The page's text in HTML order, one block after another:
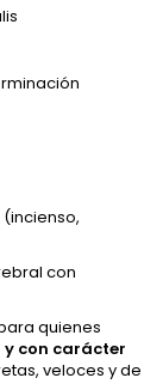
con
quienes
con carácter
veloces y de